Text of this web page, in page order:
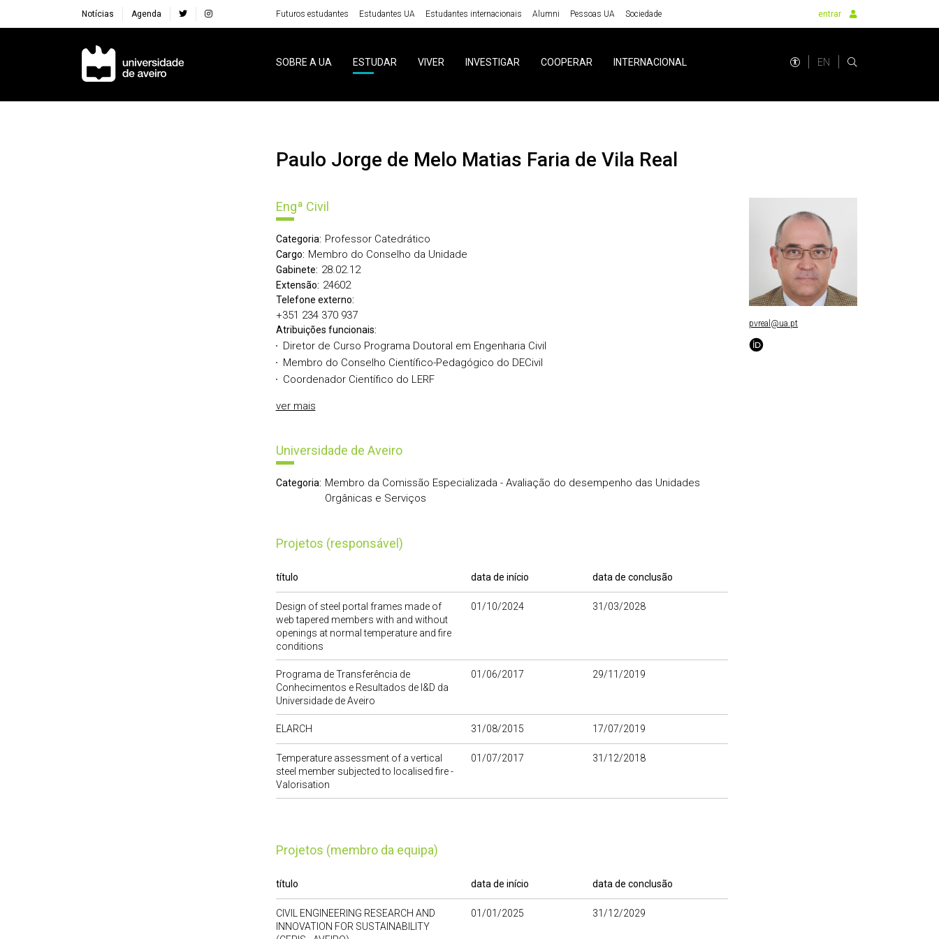
Notícias Agenda Futuros estudantes Estudantes UA Estudantes internacionais Alumni Pessoas UA Sociedade entrar
Navegação Principal
SOBRE A UA ESTUDAR VIVER INVESTIGAR COOPERAR INTERNACIONAL EN
Paulo Jorge de Melo Matias Faria de Vila Real
Engª Civil
Categoria: Professor Catedrático
Cargo: Membro do Conselho da Unidade
Gabinete: 28.02.12
Extensão: 24602
Telefone externo:
+351 234 370 937
Atribuições funcionais:
Diretor de Curso Programa Doutoral em Engenharia Civil
Membro do Conselho Científico-Pedagógico do DECivil
Coordenador Científico do LERF
ver mais
Universidade de Aveiro
Categoria: Membro da Comissão Especializada - Avaliação do desempenho das Unidades
Orgânicas e Serviços
Projetos (responsável)
título data de início data de conclusão
Design of steel portal frames made of
web tapered members with and without
openings at normal temperature and fire
conditions
01/10/2024 31/03/2028
Programa de Transferência de
Conhecimentos e Resultados de I&D da
Universidade de Aveiro
01/06/2017 29/11/2019
ELARCH 31/08/2015 17/07/2019
Temperature assessment of a vertical
steel member subjected to localised fire -
Valorisation
01/07/2017 31/12/2018
Projetos (membro da equipa)
título data de início data de conclusão
CIVIL ENGINEERING RESEARCH AND
INNOVATION FOR SUSTAINABILITY
01/01/2025 31/12/2029
pvreal@ua.pt